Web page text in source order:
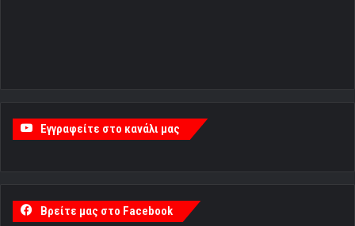
Εγγραφείτε στο κανάλι μας
Βρείτε μας στο Facebook